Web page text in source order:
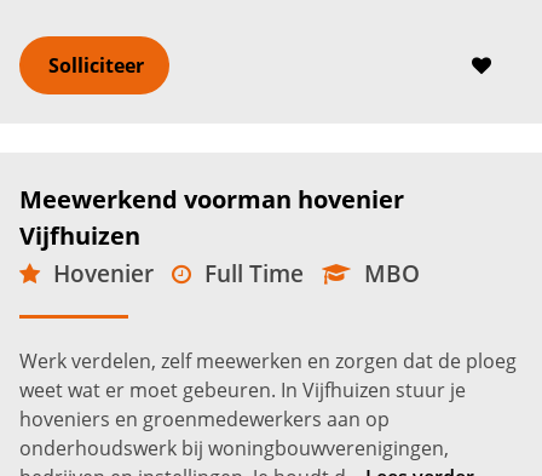
Solliciteer
Meewerkend voorman hovenier
Vijfhuizen
Hovenier Full Time
MBO
Vijfhuizen
Werk verdelen, zelf meewerken en zorgen dat de ploeg
weet wat er moet gebeuren. In Vijfhuizen stuur je
hoveniers en groenmedewerkers aan op
onderhoudswerk bij woningbouwverenigingen,